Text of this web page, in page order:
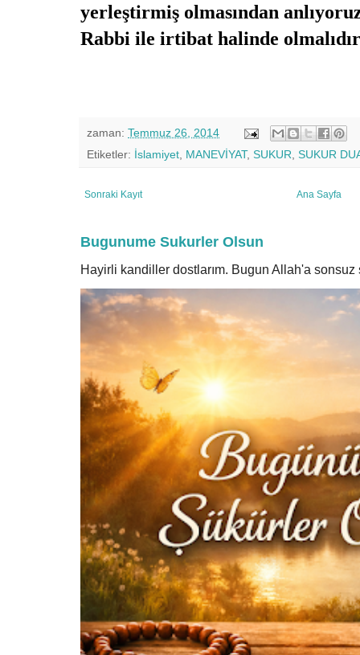
yerleştirmiş olmasından
Rabbi ile irtibat halinde
zaman: Temmuz 26, 2014
Etiketler: İslamiyet, MANEVİYAT, SUKUR, SUKUR
Sonraki Kayıt Ana Sayfa
Bugunume Sukurler Olsun
Hayirli kandiller dostlarım. Bugun Allah'a